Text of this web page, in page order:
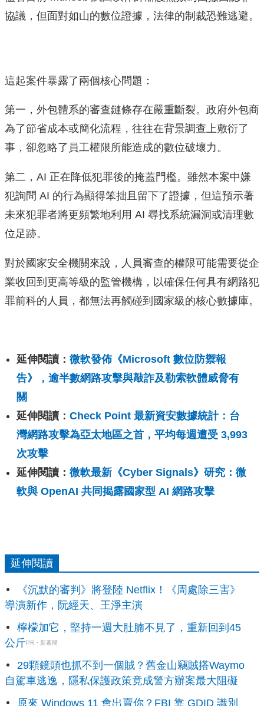
協議，但面對如山的數位證據，法律的制裁恐難逃避。
這起案件暴露了兩個核心問題：
第一，外包體系的審查鏈條存在嚴重斷裂。政府外包商
為了節省成本或簡化流程，往往在背景調查上敷衍了
事，卻忽略了員工權限所能造成的數位破壞力。
第二，AI 正在降低犯罪後的掩蓋門檻。雖然本案中嫌
犯詢問 AI 的行為顯得笨拙且留下了證據，但這預示著
未來犯罪者將更頻繁地利用 AI 尋找系統漏洞或清理數
位足跡。
對於國家安全機關來說，人員審查的權限可能需要從企
業收回到更高等級的監管機構，以確保任何具有網路犯
罪前科的人員，都無法再觸碰到國家級的核心數據庫。
延伸閱讀： 微軟發佈《Microsoft 數位防禦報
告》，逾半數網路攻擊與敲詐及勒索軟體威脅有
關
延伸閱讀： Check Point 最新資安數據統計：台
灣網路攻擊為亞太地區之首，平均每週遭受 3,993
次攻擊
延伸閱讀： 微軟最新《Cyber Signals》研究：微
軟與 OpenAI 共同揭露國家型 AI 網路攻擊
延伸閱讀
《沉默的審判》將登陸 Netflix！《周處除三害》
導演新作，阮經天、王淨主演
檸檬加它，堅持一週大肚腩不見了，重新回到45
公斤PR・新素簡
29顆鏡頭也抓不到一個賊？舊金山竊賊搭Waymo
自駕車逃逸，隱私保護政策竟成警方辦案最大阻礙
原來 Windows 11 會出賣你？FBI 靠 GDID 識別